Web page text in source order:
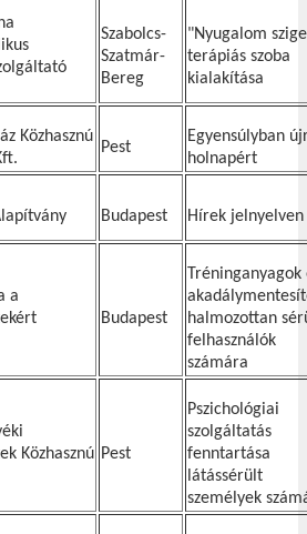
Szabolcs-
Szatmár-
Bereg
"Nyugalom
terápiás szoba
kialakítása
Közhasznú
Pest
Egyensúlyban
holnapért
Budapest Hírek jelnyelven
a
Budapest
Tréninganyagok
halmozottan
felhasználók
számára
Közhasznú Pest
Pszichológiai
szolgáltatás
fenntartása
látássérült
személyek